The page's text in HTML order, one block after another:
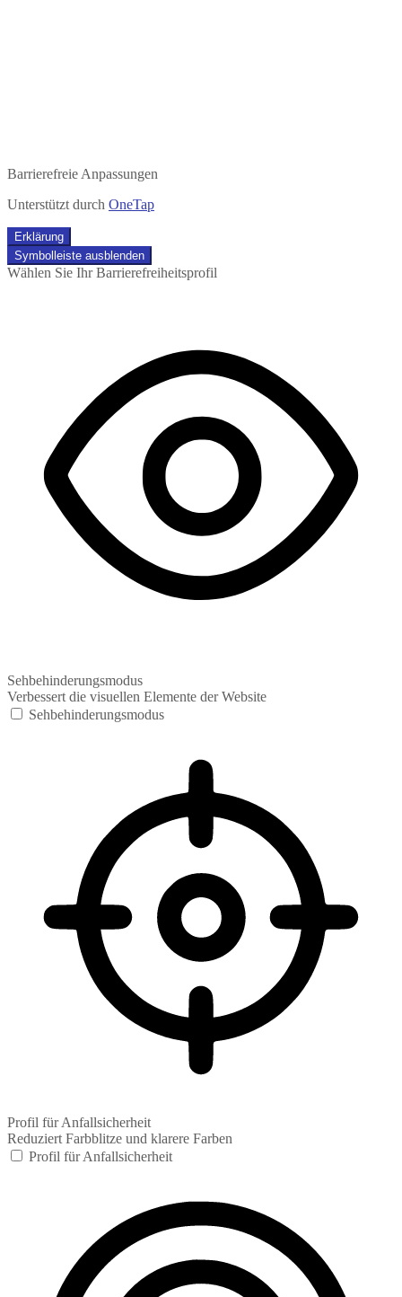
Barrierefreie Anpassungen
Unterstützt durch OneTap
Erklärung
Symbolleiste ausblenden
Wählen Sie Ihr Barrierefreiheitsprofil
Sehbehinderungsmodus
Verbessert die visuellen Elemente der Website
Sehbehinderungsmodus
Profil für Anfallsicherheit
Reduziert Farbblitze und klarere Farben
Profil für Anfallsicherheit